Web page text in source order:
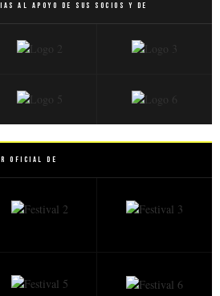
al apoyo de sus socios y de
Oficial de